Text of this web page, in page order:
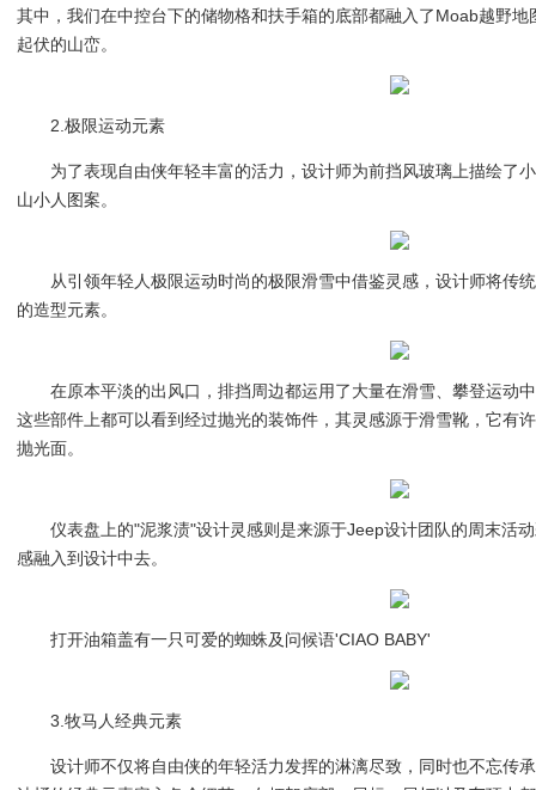
其中，我们在中控台下的储物格和扶手箱的底部都融入了Moab越野
起伏的山峦。
2.极限运动元素
为了表现自由侠年轻丰富的活力，设计师为前挡风玻璃上描绘了
山小人图案。
从引领年轻人极限运动时尚的极限滑雪中借鉴灵感，设计师将传
的造型元素。
在原本平淡的出风口，排挡周边都运用了大量在滑雪、攀登运动
这些部件上都可以看到经过抛光的装饰件，其灵感源于滑雪靴，它有
抛光面。
仪表盘上的"泥浆渍"设计灵感则是来源于Jeep设计团队的周末活
感融入到设计中去。
打开油箱盖有一只可爱的蜘蛛及问候语'CIAO BABY'
3.牧马人经典元素
设计师不仅将自由侠的年轻活力发挥的淋漓尽致，同时也不忘传